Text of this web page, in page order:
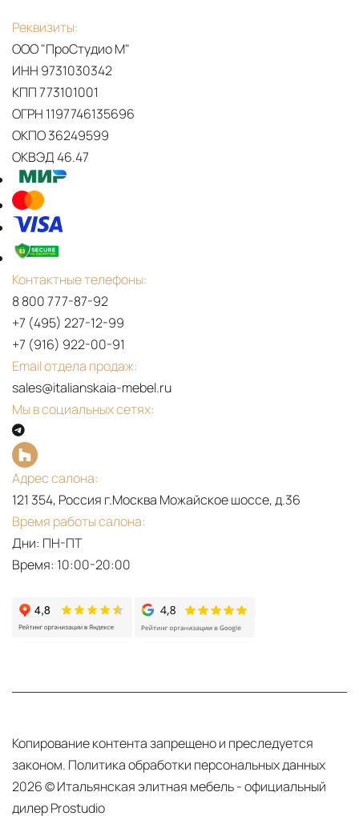
Реквизиты:
ООО "ПроСтудио М"
ИНН 9731030342
КПП 773101001
ОГРН 1197746135696
ОКПО 36249599
ОКВЭД 46.47
Контактные телефоны:
8 800 777-87-92
+7 (495) 227-12-99
+7 (916) 922-00-91
Email отдела продаж:
sales@italianskaia-mebel.ru
Мы в социальных сетях:
Адрес салона:
121 354, Россия г.Москва Можайское шоссе, д.36
Время работы салона:
Дни: ПН-ПТ
Время: 10:00-20:00
Копирование контента запрещено и преследуется
законом. Политика обработки персональных данных
2026 © Итальянская элитная мебель - официальный
дилер Prostudio